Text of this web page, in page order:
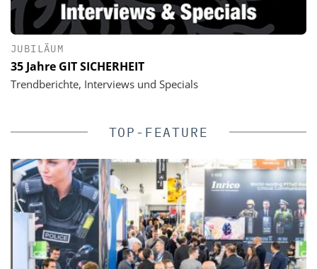
JUBILÄUM
35 Jahre GIT SICHERHEIT
Trendberichte, Interviews und Specials
TOP-FEATURE